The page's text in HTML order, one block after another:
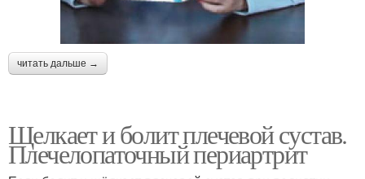
читать дальше →
Щелкает и болит плечевой сустав.
Плечелопаточный периартрит